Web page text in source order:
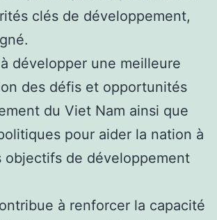
clés de développement,
à développer une meilleure
des défis et opportunités
du Viet Nam ainsi que
pour aider la nation à
objectifs de développement
à renforcer la capacité